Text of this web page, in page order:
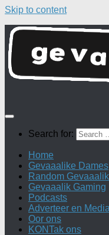
Skip to content
Search for:
Home
Gevaaalike Dames
Random
Gevaaalik Gaming
Podcasts
Adverteer en Media
Oor ons
KONTak ons